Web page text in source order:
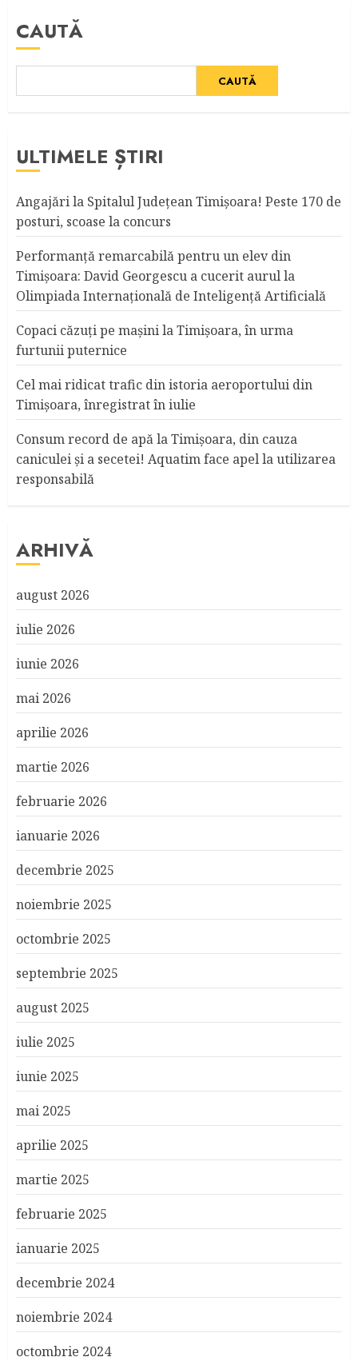
CAUTĂ
CAUTĂ
ULTIMELE ȘTIRI
Angajări la Spitalul Judeţean Timişoara! Peste 170 de
posturi, scoase la concurs
Performanță remarcabilă pentru un elev din
Timișoara: David Georgescu a cucerit aurul la
Olimpiada Internațională de Inteligență Artificială
Copaci căzuţi pe maşini la Timişoara, în urma
furtunii puternice
Cel mai ridicat trafic din istoria aeroportului din
Timişoara, înregistrat în iulie
Consum record de apă la Timişoara, din cauza
caniculei şi a secetei! Aquatim face apel la utilizarea
responsabilă
ARHIVĂ
august 2026
iulie 2026
iunie 2026
mai 2026
aprilie 2026
martie 2026
februarie 2026
ianuarie 2026
decembrie 2025
noiembrie 2025
octombrie 2025
septembrie 2025
august 2025
iulie 2025
iunie 2025
mai 2025
aprilie 2025
martie 2025
februarie 2025
ianuarie 2025
decembrie 2024
noiembrie 2024
octombrie 2024